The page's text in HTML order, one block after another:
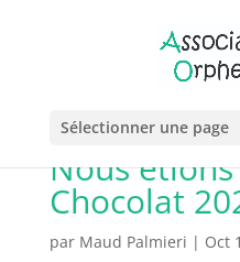
Sélectionner une page
Nous
Chocolat
par Maud Palmieri | Oct